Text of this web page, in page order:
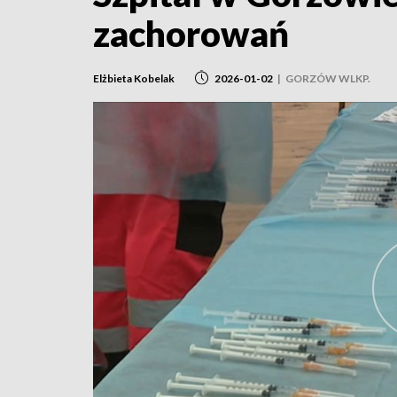
zachorowań
Elżbieta Kobelak 2026-01-02 | GORZÓW WLKP.